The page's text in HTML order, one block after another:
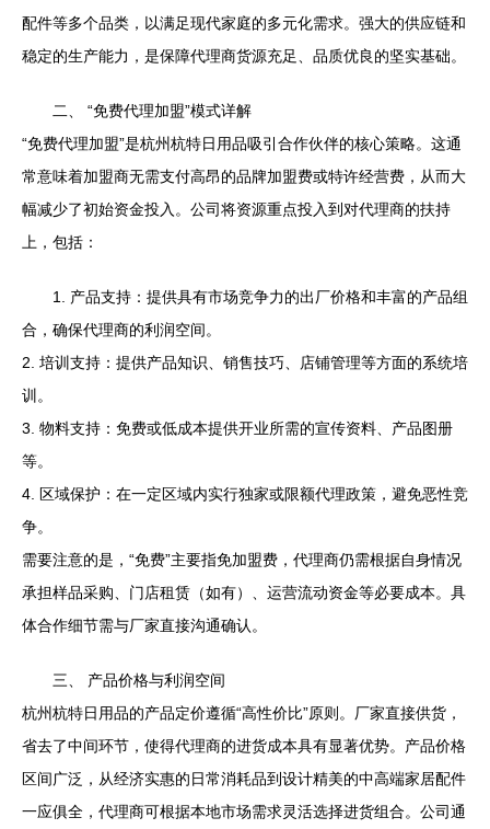
配件等多个品类，以满足现代家庭的多元化需求。强大的供应链和
稳定的生产能力，是保障代理商货源充足、品质优良的坚实基础。
二、 “免费代理加盟”模式详解
“免费代理加盟”是杭州杭特日用品吸引合作伙伴的核心策略。这通
常意味着加盟商无需支付高昂的品牌加盟费或特许经营费，从而大
幅减少了初始资金投入。公司将资源重点投入到对代理商的扶持
上，包括：
1. 产品支持：提供具有市场竞争力的出厂价格和丰富的产品组
合，确保代理商的利润空间。
2. 培训支持：提供产品知识、销售技巧、店铺管理等方面的系统培
训。
3. 物料支持：免费或低成本提供开业所需的宣传资料、产品图册
等。
4. 区域保护：在一定区域内实行独家或限额代理政策，避免恶性竞
争。
需要注意的是，“免费”主要指免加盟费，代理商仍需根据自身情况
承担样品采购、门店租赁（如有）、运营流动资金等必要成本。具
体合作细节需与厂家直接沟通确认。
三、 产品价格与利润空间
杭州杭特日用品的产品定价遵循“高性价比”原则。厂家直接供货，
省去了中间环节，使得代理商的进货成本具有显著优势。产品价格
区间广泛，从经济实惠的日常消耗品到设计精美的中高端家居配件
一应俱全，代理商可根据本地市场需求灵活选择进货组合。公司通